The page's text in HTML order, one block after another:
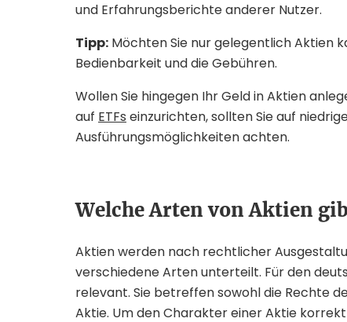
und Erfahrungsberichte anderer Nutzer.
Tipp: Möchten Sie nur gelegentlich Aktien
Bedienbarkeit und die Gebühren.
Wollen Sie hingegen Ihr Geld in Aktien
auf ETFs einzurichten, sollten Sie auf
Ausführungsmöglichkeiten achten.
Welche Arten von Aktien
Aktien werden nach rechtlicher
verschiedene Arten unterteilt. Für den
relevant. Sie betreffen sowohl die Rechte
Aktie. Um den Charakter einer Aktie